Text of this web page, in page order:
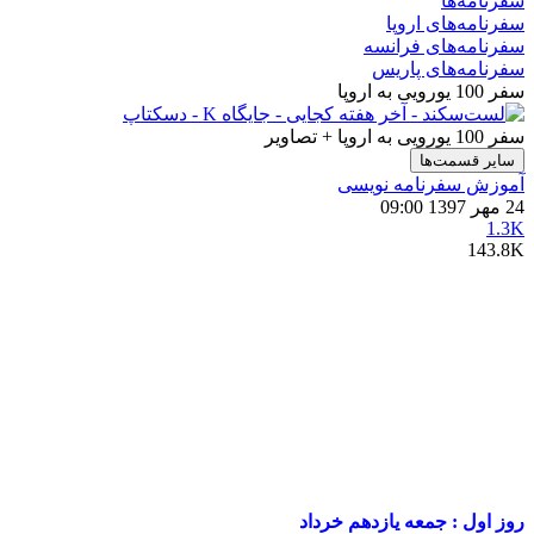
سفرنامه‌های اروپا
سفرنامه‌های فرانسه
سفرنامه‌های پاریس
سفر 100 یورویی به اروپا
سفر 100 یورویی به اروپا + تصاویر
سایر قسمت‌ها
آموزش سفرنامه‌ نویسی
24 مهر 1397 09:00
1.3K
143.8K
روز اول : جمعه یازدهم خرداد